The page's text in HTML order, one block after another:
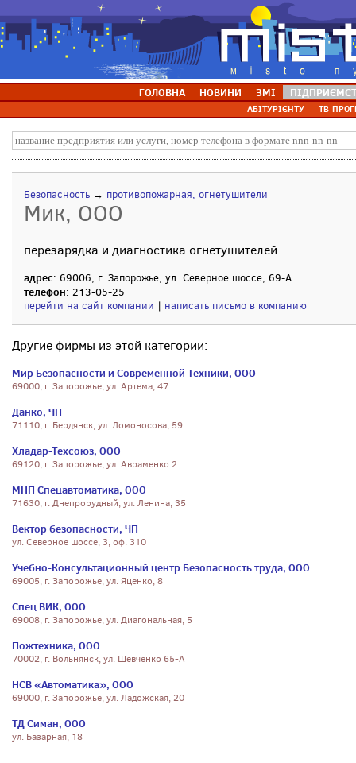
ГОЛОВНА НОВИНИ ЗМІ
АБІТУРІЄНТУ ТВ-
Безопасность → противопожарная, огнетушители
Мик, ООО
перезарядка и диагностика огнетушителей
адрес: 69006, г. Запорожье, ул. Северное шоссе, 69-А
телефон: 213-05-25
перейти на сайт компании | написать письмо в компанию
Другие фирмы из этой категории:
Мир Безопасности и Современной Техники, ООО
69000, г. Запорожье, ул. Артема, 47
Данко, ЧП
71110, г. Бердянск, ул. Ломоносова, 59
Хладар-Техсоюз, ООО
69120, г. Запорожье, ул. Авраменко 2
МНП Спецавтоматика, ООО
71630, г. Днепрорудный, ул. Ленина, 35
Вектор безопасности, ЧП
ул. Северное шоссе, 3, оф. 310
Учебно-Консультационный центр Безопасность труда, ООО
69005, г. Запорожье, ул. Яценко, 8
Спец ВИК, ООО
69008, г. Запорожье, ул. Диагональная, 5
Пожтехника, ООО
70002, г. Вольнянск, ул. Шевченко 65-А
НСВ «Автоматика», ООО
69000, г. Запорожье, ул. Ладожская, 20
ТД Симан, ООО
ул. Базарная, 18